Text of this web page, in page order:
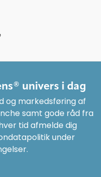
univers i dag
og markedsføring af
samt gode råd fra
tid afmelde dig
under